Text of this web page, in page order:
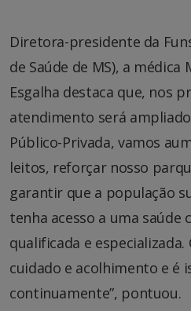
Diretora-presidente da
de Saúde de MS), a médica
Esgalha destaca que, nos
atendimento será
Público-Privada, vamos
leitos, reforçar nosso
garantir que a população
tenha acesso a uma saúde
qualificada e especializada.
cuidado e acolhimento e é
continuamente”, pontuou.